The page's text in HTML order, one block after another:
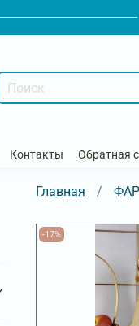
Контакты Обратная
Главная
-17%